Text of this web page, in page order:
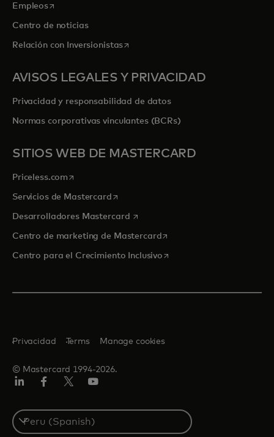
Empleosse abre en una pestaña nueva
Centro de noticias
Relación con Inversionistasse abre en una pestaña nueva
AVISOS LEGALES Y PRIVACIDAD
Privacidad y responsabilidad de datos
Normas corporativas vinculantes (BCRs)
SITIOS WEB DE MASTERCARD
Priceless.com se abre en una pestaña nueva
Servicios de Mastercardse abre en una pestaña nueva
Desarrolladores Mastercard se abre en una pestaña nueva
Centro de marketing de Mastercardse abre en una pestaña
Centro para el Crecimiento Inclusivose abre en una pestaña
© Mastercard 1994-2026.
Privacidad Terms Manage cookies
Select
a
country